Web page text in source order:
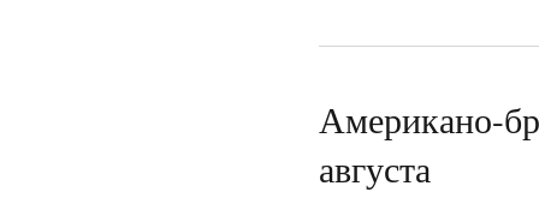
Американо-
августа